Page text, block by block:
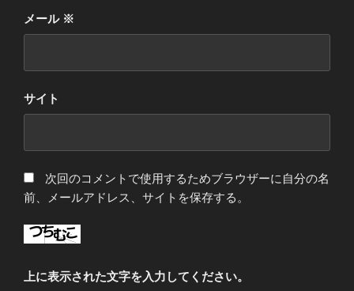
メール ※
サイト
次回のコメントで使用するためブラウザーに自分の名
前、メールアドレス、サイトを保存する。
上に表示された文字を入力してください。